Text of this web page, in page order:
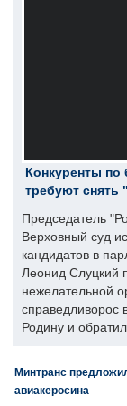
Конкуренты по
требуют
Председатель
Верховный суд
кандидатов в
Леонид Слуцкий
нежелательной
справедливорос
Родину и
Минтранс
авиакеросина